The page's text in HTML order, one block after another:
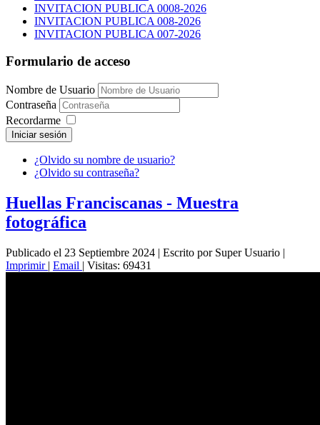
INVITACION PUBLICA 0008-2026
INVITACION PUBLICA 008-2026
INVITACION PUBLICA 007-2026
Formulario de acceso
Nombre de Usuario
Contraseña
Recordarme
Iniciar sesión
¿Olvido su nombre de usuario?
¿Olvido su contraseña?
Huellas Franciscanas - Muestra
fotográfica
Publicado el 23 Septiembre 2024 | Escrito por Super Usuario |
Imprimir | Email | Visitas: 69431